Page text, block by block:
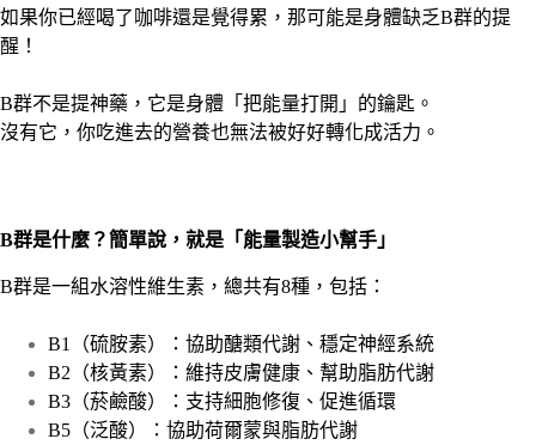
如果你已經喝了咖啡還是覺得累，那可能是身體缺乏B群的提
醒！
B群不是提神藥，它是身體「把能量打開」的鑰匙。
沒有它，你吃進去的營養也無法被好好轉化成活力。
B群是什麼？簡單說，就是「能量製造小幫手」
B群是一組水溶性維生素，總共有8種，包括：
B1（硫胺素）：協助醣類代謝、穩定神經系統
B2（核黃素）：維持皮膚健康、幫助脂肪代謝
B3（菸鹼酸）：支持細胞修復、促進循環
B5（泛酸）：協助荷爾蒙與脂肪代謝